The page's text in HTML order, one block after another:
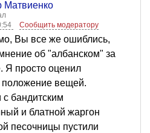
Матвиенко
Сообщить модератору
Вы все же ошиблись,
об "албанском" за
Я просто оценил
вещей.
бандитским
и блатной жаргон
песочницы пустили